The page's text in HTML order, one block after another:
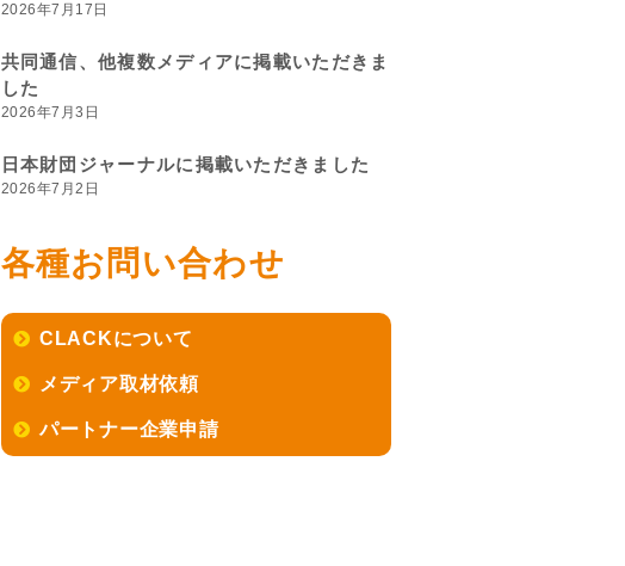
2026年7月17日
共同通信、他複数メディアに掲載いただきま
した
2026年7月3日
日本財団ジャーナルに掲載いただきました
2026年7月2日
各種お問い合わせ
CLACKについて
メディア取材依頼
パートナー企業申請